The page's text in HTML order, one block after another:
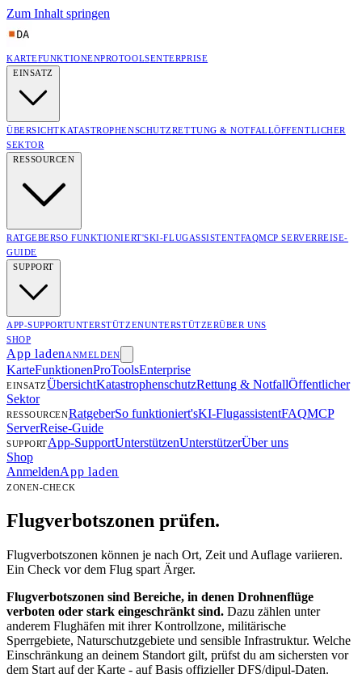
Zum Inhalt springen
KARTEFUNKTIONENPROTOOLSENTERPRISE
EINSATZ
ÜBERSICHTKATASTROPHENSCHUTZRETTUNG & NOTFALLÖFFENTLICHER
SEKTOR
RESSOURCEN
RATGEBERSO FUNKTIONIERT'SKI-FLUGASSISTENTFAQMCP SERVERREISE-
GUIDE
SUPPORT
APP-SUPPORTUNTERSTÜTZENUNTERSTÜTZERÜBER UNS
SHOP
App laden ANMELDEN
KarteFunktionenProToolsEnterprise
EINSATZÜbersichtKatastrophenschutzRettung & NotfallÖffentlicher
Sektor
RESSOURCENRatgeberSo funktioniert'sKI-FlugassistentFAQMCP
ServerReise-Guide
SUPPORTApp-SupportUnterstützenUnterstützerÜber uns
Shop
AnmeldenApp laden
ZONEN-CHECK
Flugverbotszonen prüfen.
Flugverbotszonen können je nach Ort, Zeit und Auflage variieren.
Ein Check vor dem Flug spart Ärger.
Flugverbotszonen sind Bereiche, in denen Drohnenflüge
verboten oder stark eingeschränkt sind. Dazu zählen unter
anderem Flughäfen mit ihrer Kontrollzone, militärische
Sperrgebiete, Naturschutzgebiete und sensible Infrastruktur. Welche
Einschränkung an deinem Standort gilt, prüfst du am sichersten vor
dem Start auf der Karte - auf Basis offizieller DFS/dipul-Daten.